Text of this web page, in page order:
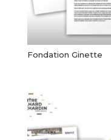
Fondation Ginette